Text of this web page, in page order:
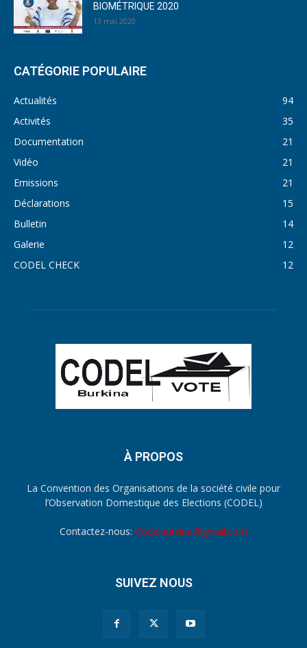
BIOMÉTRIQUE 2020
13 mai 2020
CATÉGORIE POPULAIRE
Actualités
94
Activités
35
Documentation
21
Vidéo
21
Emissions
21
Déclarations
15
Bulletin
14
Galerie
12
CODEL CHECK
12
À PROPOS
La Convention des Organisations de la société civile pour
l’Observation Domestique des Elections (CODEL)
Contactez-nous: Codelburkina@gmail.com
SUIVEZ NOUS